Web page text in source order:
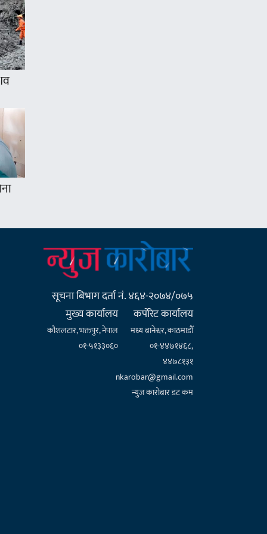
सूचना बिभाग दर्ता नं. ४६४-२०७४/०७५
मुख्य कार्यालय
कौशलटार, भक्तपुर, नेपाल
०१-५१३३०६०
कर्पाेरेट कार्यालय
मध्य बानेश्वर, काठमाडौँ
०१-४४७१४६८,
४४७८१३१
nkarobar@gmail.com
न्युज कारोबार डट कम